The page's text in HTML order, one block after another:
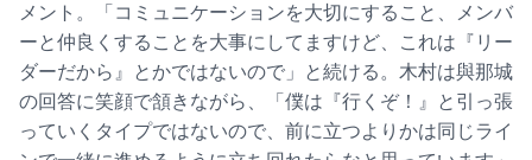
メント。「コミュニケーションを大切にすること、メンバ
ーと仲良くすることを大事にしてますけど、これは『リー
ダーだから』とかではないので」と続ける。木村は與那城
の回答に笑顔で頷きながら、「僕は『行くぞ！』と引っ張
っていくタイプではないので、前に立つよりかは同じライ